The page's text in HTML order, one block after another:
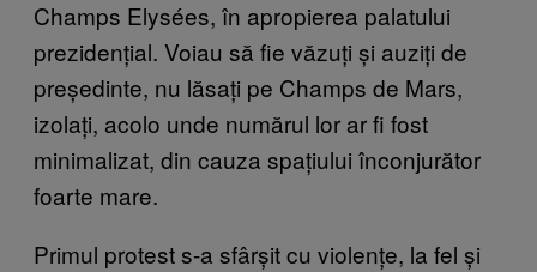
Champs Elysées, în apropierea palatului
prezidențial. Voiau să fie văzuți și auziți de
președinte, nu lăsați pe Champs de Mars,
izolați, acolo unde numărul lor ar fi fost
minimalizat, din cauza spațiului înconjurător
foarte mare.
Primul protest s-a sfârșit cu violențe, la fel și